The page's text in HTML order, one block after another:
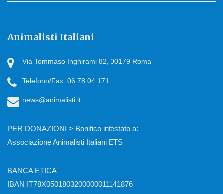
Animalisti Italiani
Via Tommaso Inghirami 82, 00179 Roma
Telefono/Fax: 06.78.04.171
news@animalisti.it
PER DONAZIONI > Bonifico intestato a:
Associazione Animalisti Italiani ETS
BANCA ETICA
IBAN IT78X0501803200000011141876